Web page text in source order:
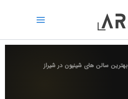
بهترین سالن های شینیون در شیراز